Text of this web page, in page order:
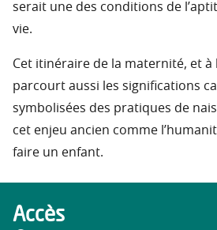
serait une des conditions de
vie.
Cet itinéraire de la maternité, et à
parcourt aussi les significations
symbolisées des pratiques de
cet enjeu ancien comme
faire un enfant.
Accès